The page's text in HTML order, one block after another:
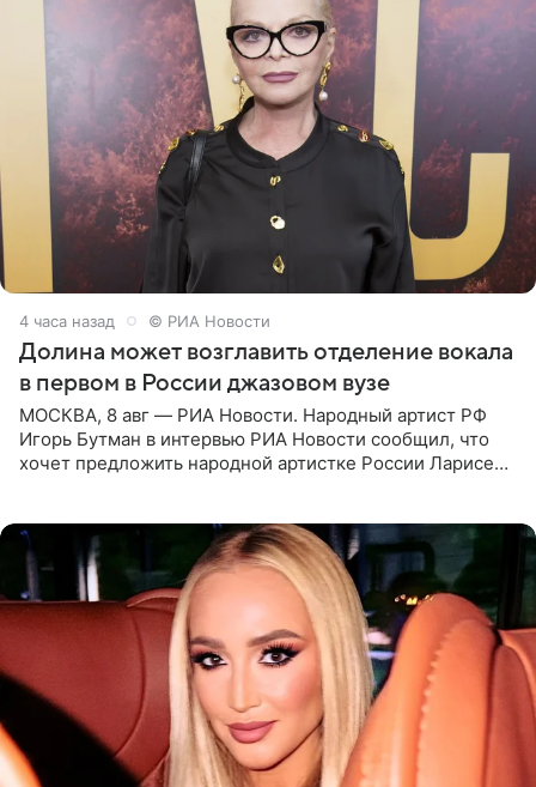
4 часа назад © РИА Новости
Долина может возглавить отделение вокала
в первом в России джазовом вузе
МОСКВА, 8 авг — РИА Новости. Народный артист РФ
Игорь Бутман в интервью РИА Новости сообщил, что
хочет предложить народной артистке России Ларисе